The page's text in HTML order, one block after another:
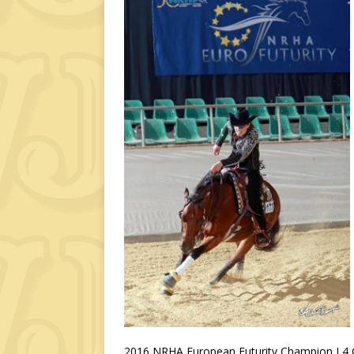
2016 NRHA European Futurity Champion